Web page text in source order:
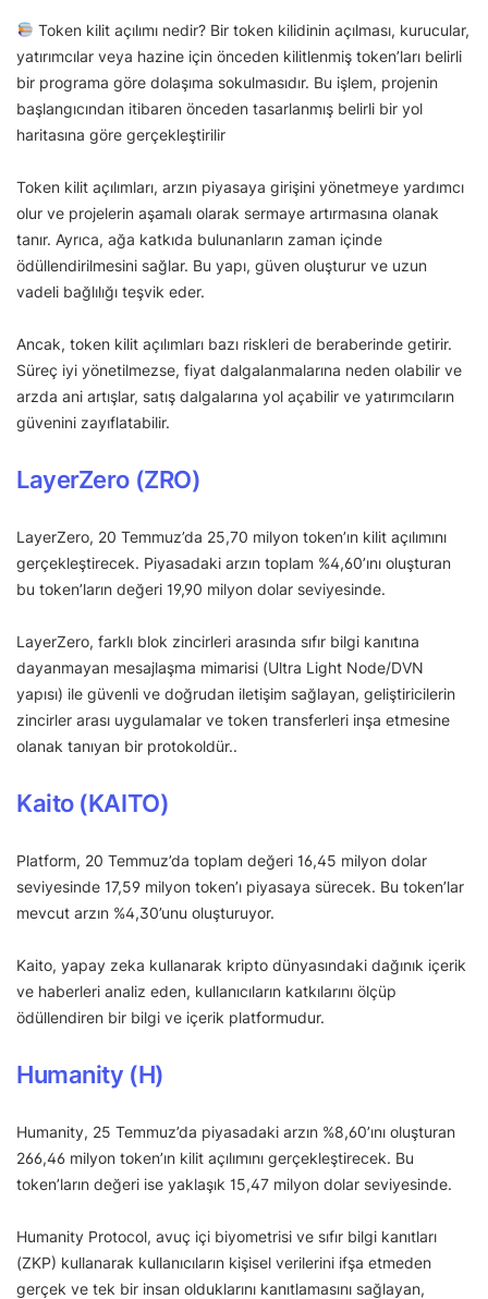
Token kilit açılımı nedir? Bir token kilidinin açılması, kurucular,
yatırımcılar veya hazine için önceden kilitlenmiş token’ları belirli
bir programa göre dolaşıma sokulmasıdır. Bu işlem, projenin
başlangıcından itibaren önceden tasarlanmış belirli bir yol
haritasına göre gerçekleştirilir
Token kilit açılımları, arzın piyasaya girişini yönetmeye yardımcı
olur ve projelerin aşamalı olarak sermaye artırmasına olanak
tanır. Ayrıca, ağa katkıda bulunanların zaman içinde
ödüllendirilmesini sağlar. Bu yapı, güven oluşturur ve uzun
vadeli bağlılığı teşvik eder.
Ancak, token kilit açılımları bazı riskleri de beraberinde getirir.
Süreç iyi yönetilmezse, fiyat dalgalanmalarına neden olabilir ve
arzda ani artışlar, satış dalgalarına yol açabilir ve yatırımcıların
güvenini zayıflatabilir.
LayerZero (ZRO)
LayerZero, 20 Temmuz’da 25,70 milyon token’ın kilit açılımını
gerçekleştirecek. Piyasadaki arzın toplam %4,60’ını oluşturan
bu token’ların değeri 19,90 milyon dolar seviyesinde.
LayerZero, farklı blok zincirleri arasında sıfır bilgi kanıtına
dayanmayan mesajlaşma mimarisi (Ultra Light Node/DVN
yapısı) ile güvenli ve doğrudan iletişim sağlayan, geliştiricilerin
zincirler arası uygulamalar ve token transferleri inşa etmesine
olanak tanıyan bir protokoldür..
Kaito (KAITO)
Platform, 20 Temmuz’da toplam değeri 16,45 milyon dolar
seviyesinde 17,59 milyon token’ı piyasaya sürecek. Bu token’lar
mevcut arzın %4,30’unu oluşturuyor.
Kaito, yapay zeka kullanarak kripto dünyasındaki dağınık içerik
ve haberleri analiz eden, kullanıcıların katkılarını ölçüp
ödüllendiren bir bilgi ve içerik platformudur.
Humanity (H)
Humanity, 25 Temmuz’da piyasadaki arzın %8,60’ını oluşturan
266,46 milyon token’ın kilit açılımını gerçekleştirecek. Bu
token’ların değeri ise yaklaşık 15,47 milyon dolar seviyesinde.
Humanity Protocol, avuç içi biyometrisi ve sıfır bilgi kanıtları
(ZKP) kullanarak kullanıcıların kişisel verilerini ifşa etmeden
gerçek ve tek bir insan olduklarını kanıtlamasını sağlayan,